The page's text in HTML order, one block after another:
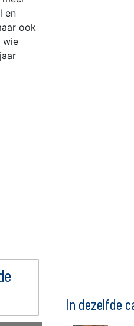
en
ook
wie
In dezelfde